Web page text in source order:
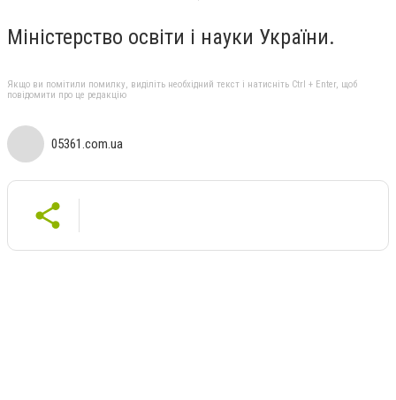
Міністерство освіти і науки України.
Якщо ви помітили помилку, виділіть необхідний текст і натисніть Ctrl + Enter, щоб
повідомити про це редакцію
05361.com.ua